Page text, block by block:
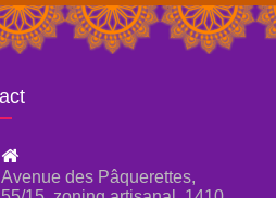
Avenue des Pâquerettes,